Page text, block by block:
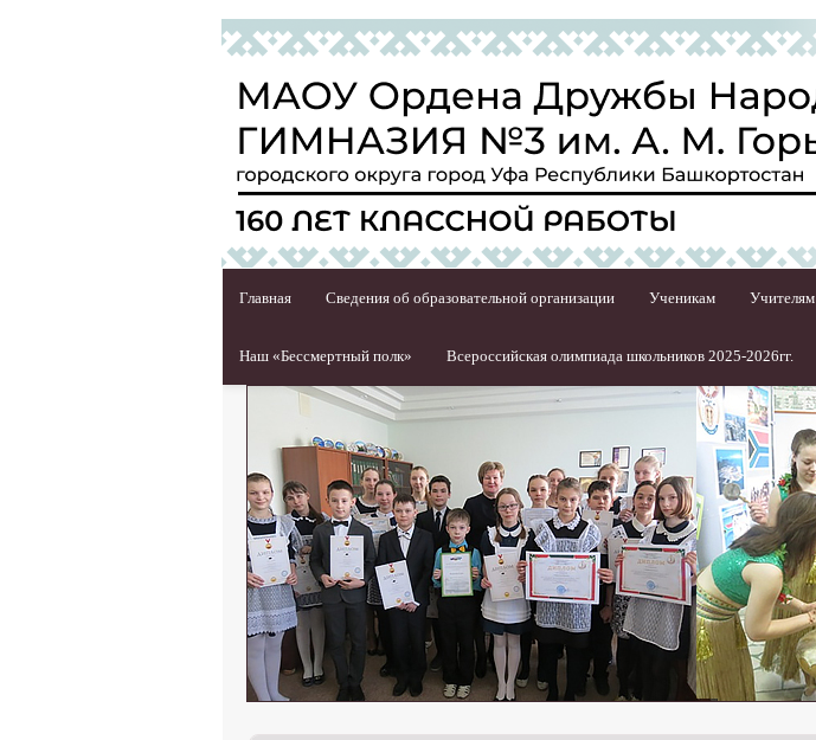
Главная Сведения об образовательной организации Ученикам Учителям
Наш «Бессмертный полк» Всероссийская олимпиада школьников 2025-2026гг.